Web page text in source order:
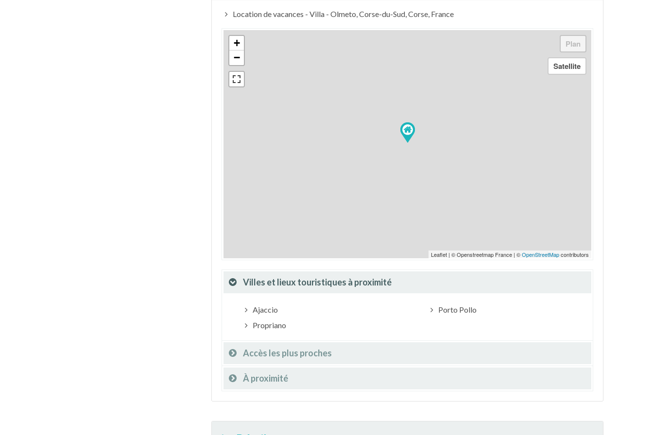
Location de vacances - Villa - Olmeto, Corse-du-Sud, Corse, France
+
−
Leaflet | © Openstreetmap France | ©OpenStreetMapcontributors
Villes et lieux touristiques à proximité
Ajaccio
Propriano
Porto Pollo
Accès les plus proches
À proximité